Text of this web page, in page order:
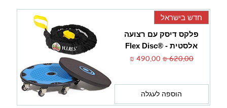
חדש בישראל
פלקס דיסק עם רצועה
אלסטית - ®Flex Disc
מחיר רגיל‏620.00 ‏₪ מחיר מבצע
הוספה לעגלה